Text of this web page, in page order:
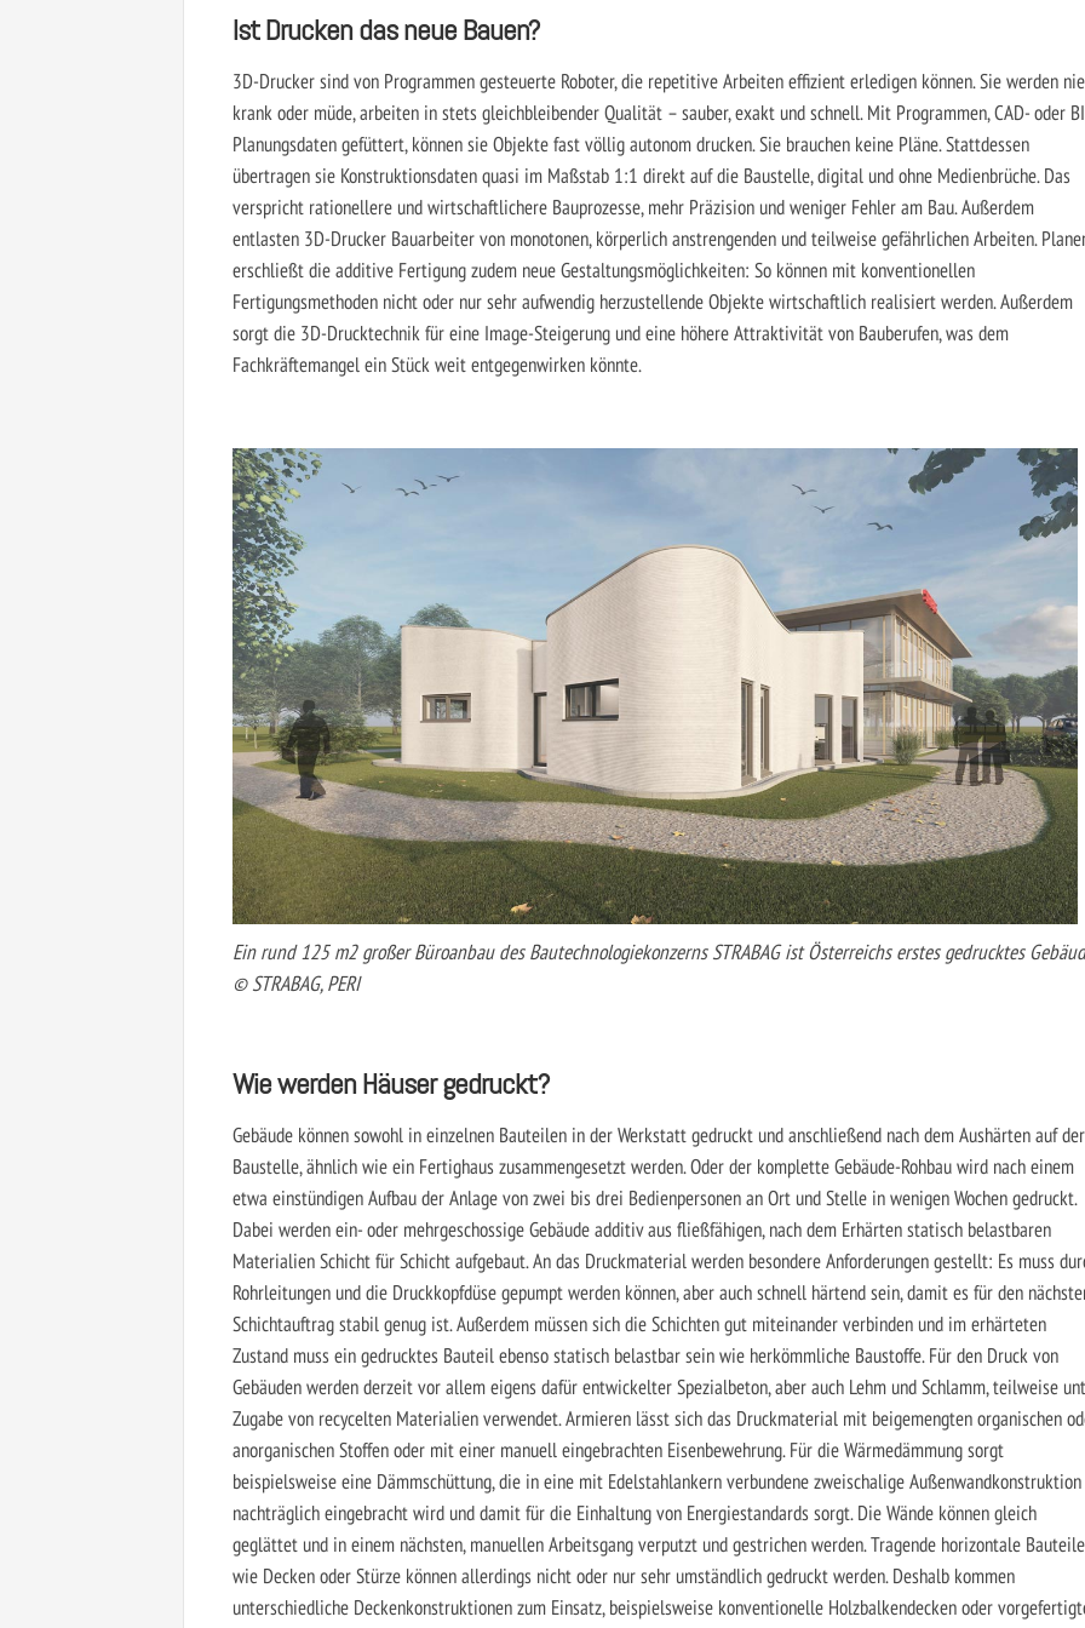
Ist Drucken das neue Bauen?
3D-Drucker sind von Programmen gesteuerte Roboter, die repetitive Arbeiten effizient erledigen können. Sie werden nie
krank oder müde, arbeiten in stets gleichbleibender Qualität – sauber, exakt und schnell. Mit Programmen, CAD- oder
Planungsdaten gefüttert, können sie Objekte fast völlig autonom drucken. Sie brauchen keine Pläne. Stattdessen
übertragen sie Kon­struktionsdaten quasi im Maßstab 1:1 direkt auf die Baustelle, digital und ohne Medienbrüche. Das
verspricht rationellere und wirtschaftlichere Bauprozesse, mehr Präzision und weniger Fehler am Bau. Außerdem
entlasten 3D-Drucker Bauarbeiter von monotonen, körperlich anstrengenden und teilweise gefährlichen Arbeiten.
erschließt die additive Fertigung zudem neue Gestaltungsmöglichkeiten: So können mit konventionellen
Fertigungsmethoden nicht oder nur sehr aufwendig herzustellende Objekte wirtschaftlich realisiert werden. Außerdem
sorgt die 3D-Drucktechnik für eine Image-Steigerung und eine höhere Attraktivität von Bauberufen, was dem
Fachkräftemangel ein Stück weit entgegenwirken könnte.
Ein rund 125 m2 großer Büroanbau des Bautechnologiekonzerns STRABAG ist Österreichs erstes gedrucktes
© STRABAG, PERI
Wie werden Häuser gedruckt?
Gebäude können sowohl in einzelnen Bauteilen in der Werkstatt gedruckt und anschließend nach dem Aushärten auf der
Baustelle, ähnlich wie ein Fertighaus zusammengesetzt werden. Oder der komplette Gebäude-Rohbau wird nach einem
etwa einstündigen Aufbau der Anlage von zwei bis drei Bedienpersonen an Ort und Stelle in wenigen Wochen gedruckt.
Dabei werden ein- oder mehrgeschossige Gebäude additiv aus fließfähigen, nach dem Erhärten statisch belastbaren
Materialien Schicht für Schicht aufgebaut. An das Druckmaterial werden besondere Anforderungen gestellt: Es muss
Rohrleitungen und die Druckkopfdüse gepumpt werden können, aber auch schnell härtend sein, damit es für den
Schichtauftrag stabil genug ist. Außerdem müssen sich die Schichten gut miteinander verbinden und im erhärteten
Zustand muss ein gedrucktes Bauteil ebenso statisch belastbar sein wie herkömmliche Baustoffe. Für den Druck von
Gebäuden werden derzeit vor allem eigens dafür entwickelter Spezialbeton, aber auch Lehm und Schlamm, teilweise
Zugabe von recycelten Materialien verwendet. Armieren lässt sich das Druckmaterial mit beigemengten organischen
anorganischen Stoffen oder mit einer manuell eingebrachten Eisenbewehrung. Für die Wärmedämmung sorgt
beispielsweise eine Dämmschüttung, die in eine mit Edelstahlankern verbundene zweischalige Außenwandkonstruktion
nachträglich eingebracht wird und damit für die Einhaltung von Energiestandards sorgt. Die Wände können gleich
geglättet und in einem nächsten, manuellen Arbeitsgang verputzt und gestrichen werden. Tragende horizontale Bauteile
wie Decken oder Stürze können allerdings nicht oder nur sehr umständlich gedruckt werden. Deshalb kommen
unterschiedliche Deckenkonstruktionen zum Einsatz, beispielsweise konventionelle Holzbalkendecken oder